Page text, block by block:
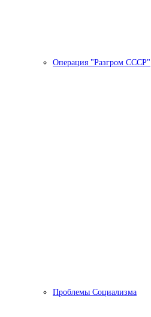
Операция "Разгром СССР"
Проблемы Социализма